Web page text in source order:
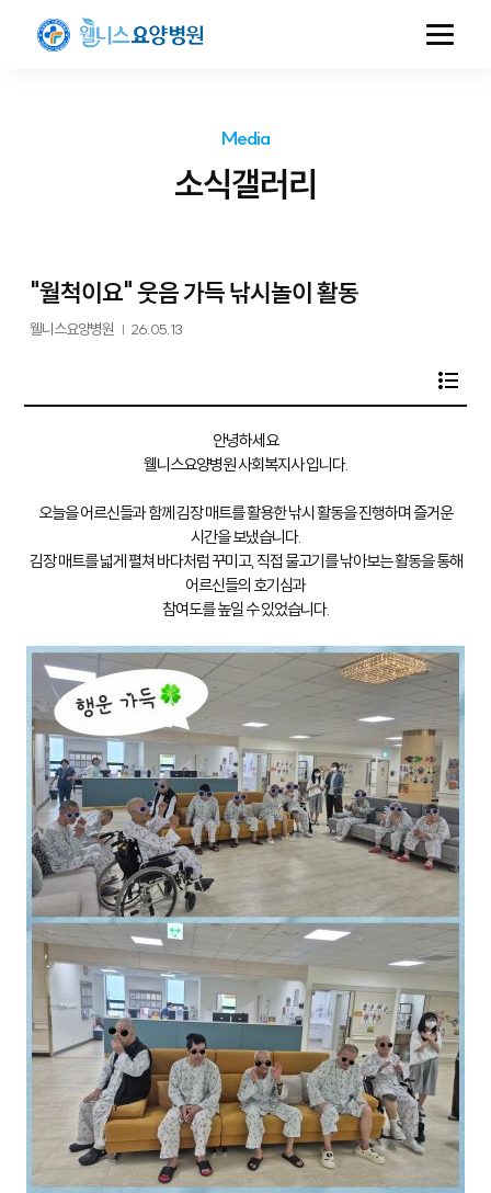
Media
소식갤러리
"월척이요" 웃음 가득 낚시놀이 활동
웰니스요양병원 | 26.05.13
안녕하세요
웰니스요양병원 사회복지사 입니다.
오늘을 어르신들과 함께 김장 매트를 활용한 낚시 활동을 진행하며 즐거운
시간을 보냈습니다.
김장 매트를 넓게 펼쳐 바다처럼 꾸미고, 직접 물고기를 낚아보는 활동을 통해
어르신들의 호기심과
참여도를 높일 수 있었습니다.